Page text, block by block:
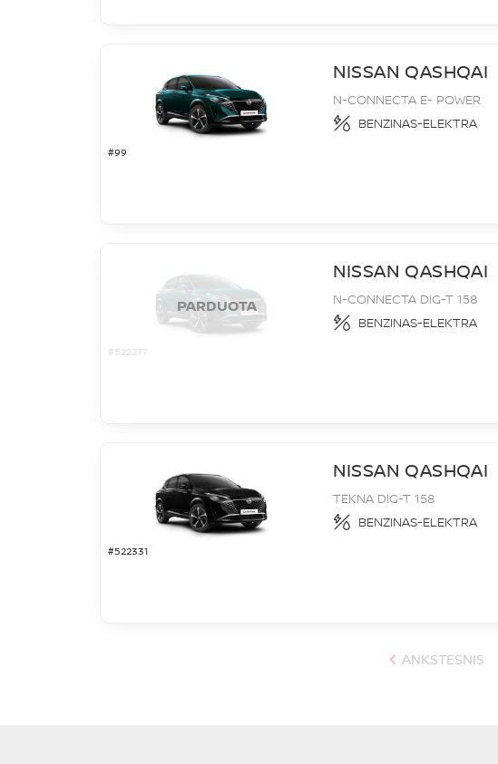
#99
NISSAN QASHQAI
N-CONNECTA E- POWER
BENZINAS-ELEKTRA
#522277
PARDUOTA
NISSAN QASHQAI
N-CONNECTA DIG-T 158
BENZINAS-ELEKTRA
#522331
NISSAN QASHQAI
TEKNA DIG-T 158
BENZINAS-ELEKTRA
ANKSTESNIS